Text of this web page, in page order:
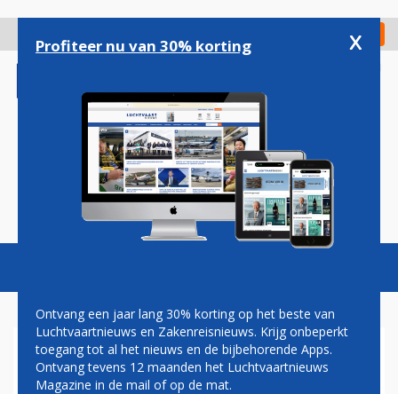
gaan
Check in
Magazine Podcasts Vacatures
TUNIS
Profiteer nu van 30% korting x
Ontvang een jaar lang 30% korting op het beste van
Luchtvaartnieuws en Zakenreisnieuws. Krijg onbeperkt
toegang tot al het nieuws en de bijbehorende Apps.
Ontvang tevens 12 maanden het Luchtvaartnieuws
Magazine in de mail of op de mat.